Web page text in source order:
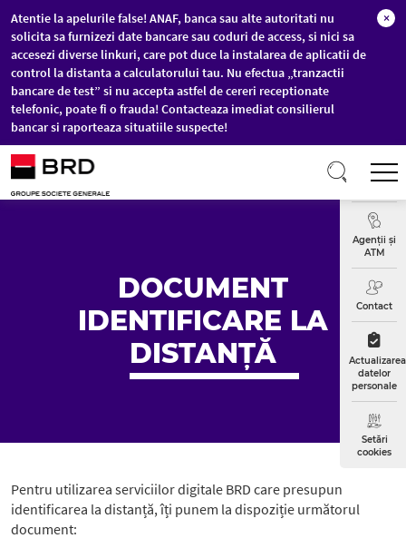
Sari la conținutul principal
Atentie la apelurile false! ANAF, banca sau alte autoritati nu
solicita sa furnizezi date bancare sau coduri de access, si nici sa
accesezi diverse linkuri, care pot duce la instalarea de aplicatii de
control la distanta a calculatorului tau. Nu efectua „tranzactii
bancare de test” si nu accepta astfel de cereri receptionate
telefonic, poate fi o frauda! Contacteaza imediat consilierul
bancar si raporteaza situatiile suspecte!
×
Curs
Agenții și
ATM
Contact
Actualizarea
datelor
personale
Setări
cookies
DOCUMENT
IDENTIFICARE LA
DISTANȚĂ
Pentru utilizarea serviciilor digitale BRD care presupun
identificarea la distanță, îți punem la dispoziție următorul
document: